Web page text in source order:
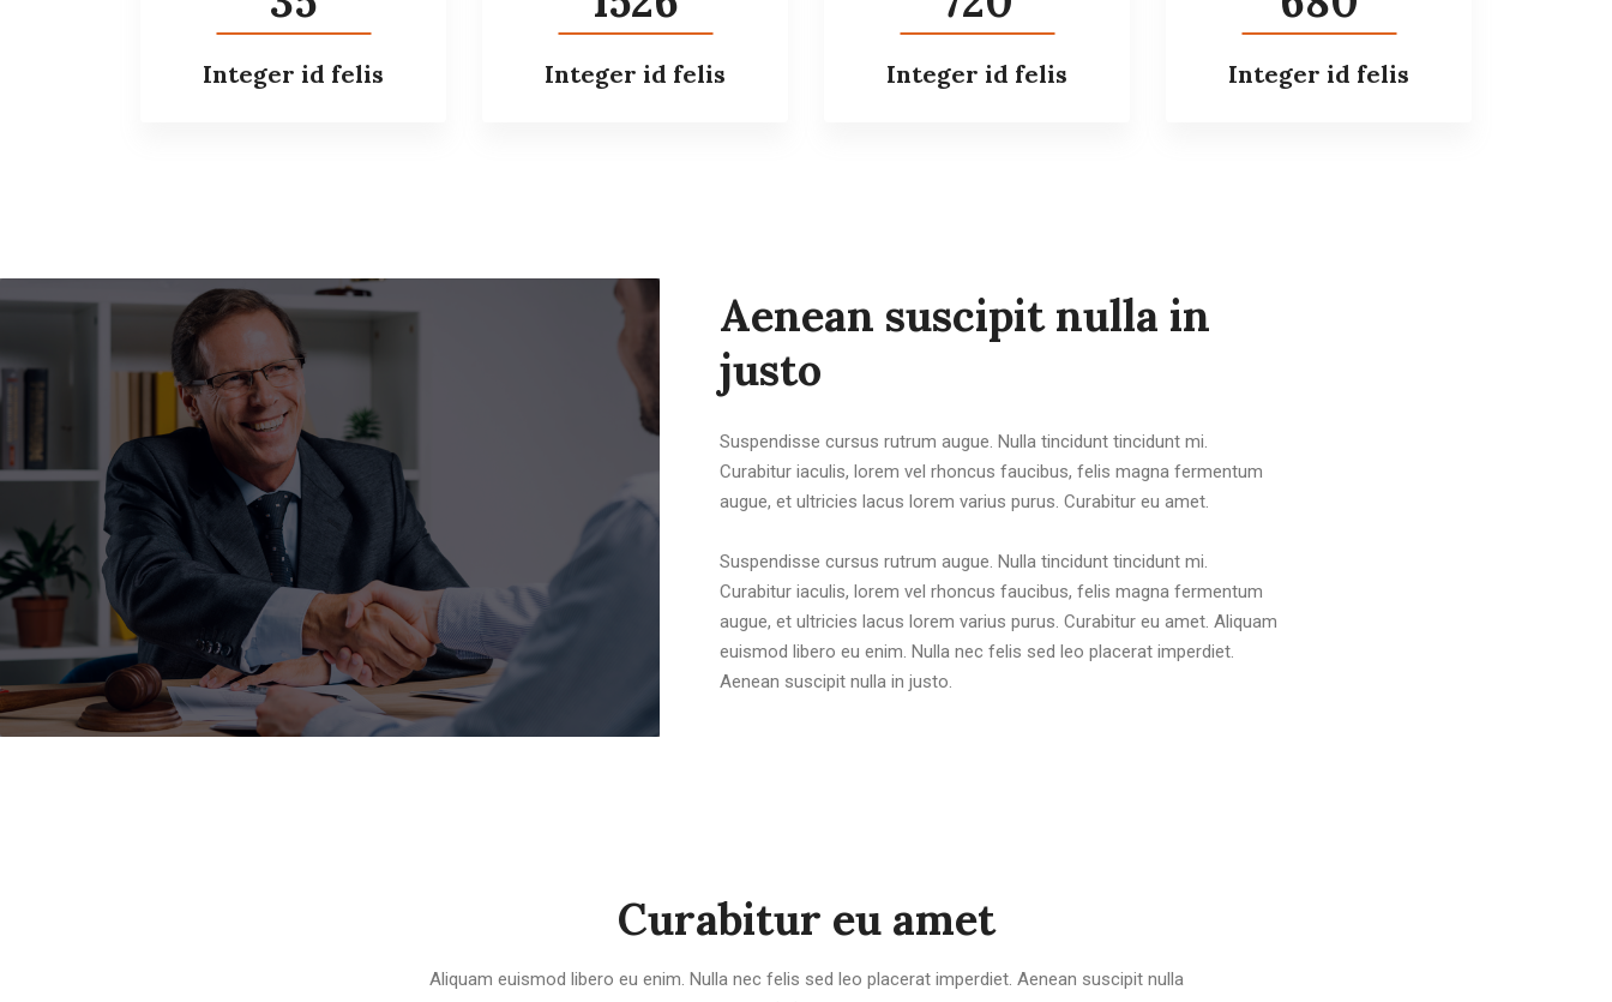
Integer id felis Integer id felis Integer id felis Integer id felis
Aenean suscipit nulla in
justo
Suspendisse cursus rutrum augue. Nulla tincidunt tincidunt mi.
Curabitur iaculis, lorem vel rhoncus faucibus, felis magna fermentum
augue, et ultricies lacus lorem varius purus. Curabitur eu amet.
Suspendisse cursus rutrum augue. Nulla tincidunt tincidunt mi.
Curabitur iaculis, lorem vel rhoncus faucibus, felis magna fermentum
augue, et ultricies lacus lorem varius purus. Curabitur eu amet. Aliquam
euismod libero eu enim. Nulla nec felis sed leo placerat imperdiet.
Aenean suscipit nulla in justo.
Curabitur eu amet
Aliquam euismod libero eu enim. Nulla nec felis sed leo placerat imperdiet. Aenean suscipit nulla